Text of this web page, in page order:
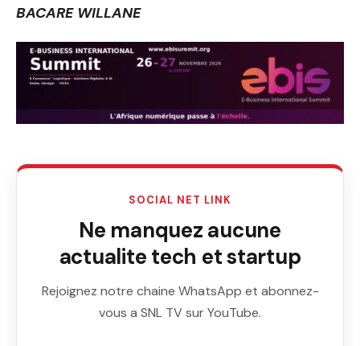
BACARE WILLANE
SOCIAL NET LINK
Ne manquez aucune
actualite tech et startup
Rejoignez notre chaine WhatsApp et abonnez-
vous a SNL TV sur YouTube.